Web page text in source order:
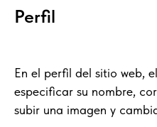
Perfil
En el perfil del sitio web,
especificar su nombre,
subir una imagen y